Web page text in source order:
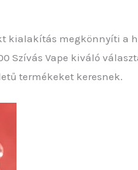
kialakítás megkönnyíti a
Szívás Vape kiváló
termékeket keresnek.